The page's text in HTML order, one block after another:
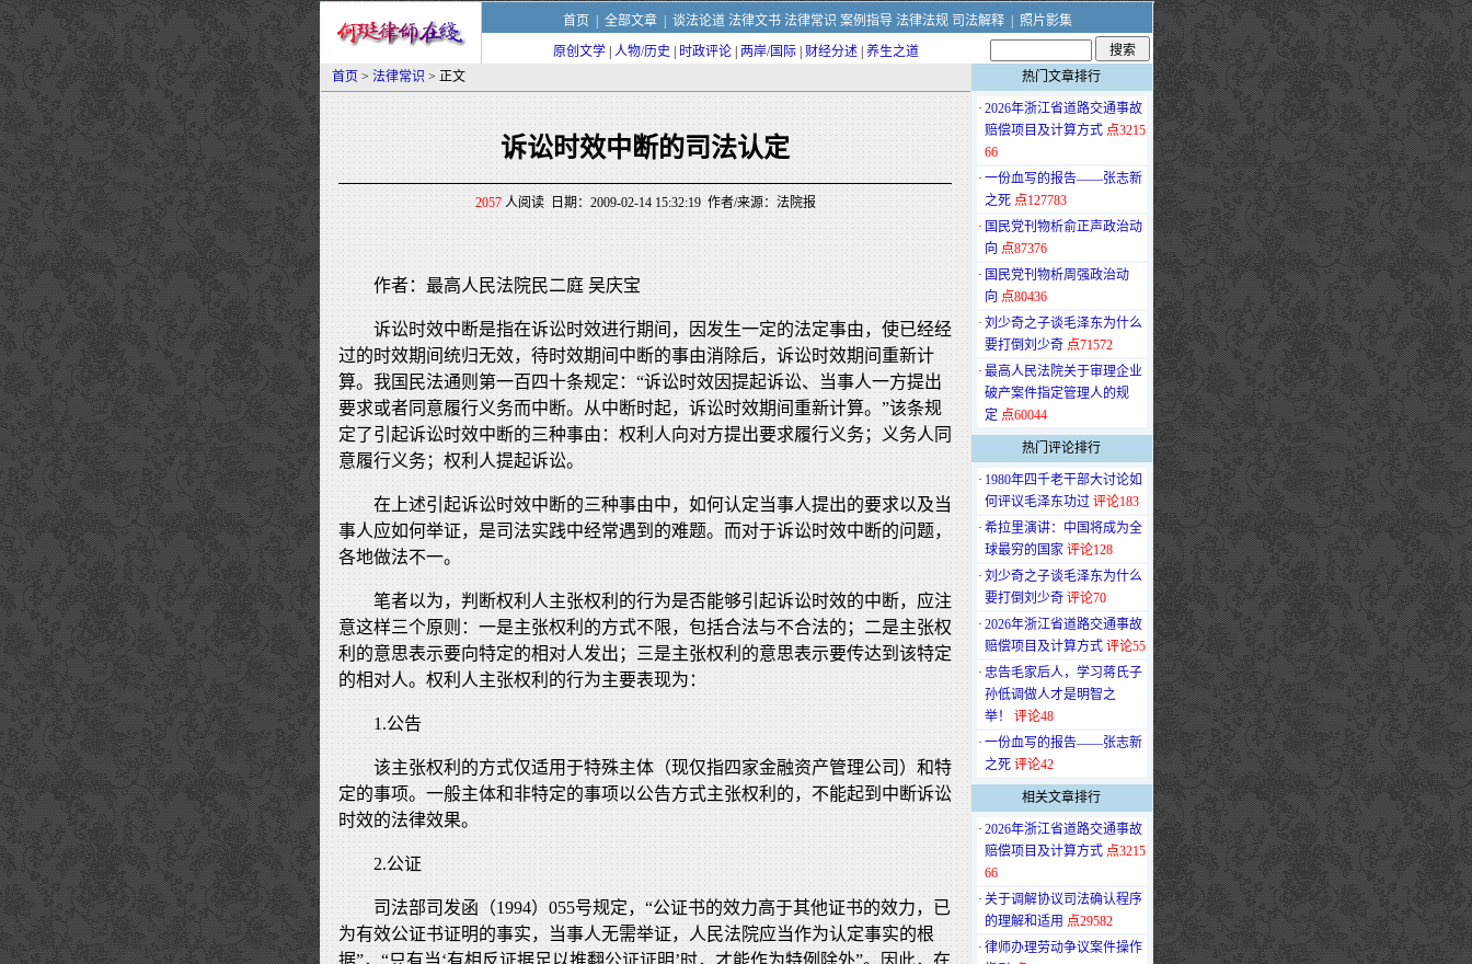
首页 全部文章| 谈法论道 法律文书 法律常识 案例指导 法律法规 司法解释|
照片影集
原创文学 人物/历史 时政评论 两岸/国际 财经分述 养生之道
首页 > 法律常识 > 正文
诉讼时效中断的司法认定
2057人阅读 日期：2009-02-14 15:32:19 作者/来源：法院报
作者：最高人民法院民二庭 吴庆宝
诉讼时效中断是指在诉讼时效进行期间，因发生一定的法定事由，使已经经
过的时效期间统归无效，待时效期间中断的事由消除后，诉讼时效期间重新计
算。我国民法通则第一百四十条规定：“诉讼时效因提起诉讼、当事人一方提出
要求或者同意履行义务而中断。从中断时起，诉讼时效期间重新计算。”该条规
定了引起诉讼时效中断的三种事由：权利人向对方提出要求履行义务；义务人同
意履行义务；权利人提起诉讼。
在上述引起诉讼时效中断的三种事由中，如何认定当事人提出的要求以及当
事人应如何举证，是司法实践中经常遇到的难题。而对于诉讼时效中断的问题，
各地做法不一。
笔者以为，判断权利人主张权利的行为是否能够引起诉讼时效的中断，应注
意这样三个原则：一是主张权利的方式不限，包括合法与不合法的；二是主张权
利的意思表示要向特定的相对人发出；三是主张权利的意思表示要传达到该特定
的相对人。权利人主张权利的行为主要表现为：
1.公告
该主张权利的方式仅适用于特殊主体（现仅指四家金融资产管理公司）和特
定的事项。一般主体和非特定的事项以公告方式主张权利的，不能起到中断诉讼
时效的法律效果。
2.公证
司法部司发函（1994）055号规定，“公证书的效力高于其他证书的效力，已
为有效公证书证明的事实，当事人无需举证，人民法院应当作为认定事实的根
据”，“只有当‘有相反证据足以推翻公证证明’时，才能作为特例除外”。因此，在
热门文章排行
· 2026年浙江省道路交通事故
赔偿项目及计算方式 点3215
66
· 一份血写的报告——张志新
之死 点127783
· 国民党刊物析俞正声政治动
向 点87376
· 国民党刊物析周强政治动
向 点80436
· 刘少奇之子谈毛泽东为什么
要打倒刘少奇 点71572
· 最高人民法院关于审理企业
破产案件指定管理人的规
定 点60044
热门评论排行
· 1980年四千老干部大讨论如
何评议毛泽东功过 评论183
· 希拉里演讲：中国将成为全
球最穷的国家 评论128
· 刘少奇之子谈毛泽东为什么
要打倒刘少奇 评论70
· 2026年浙江省道路交通事故
赔偿项目及计算方式 评论55
· 忠告毛家后人，学习蒋氏子
孙低调做人才是明智之
举！
评论48
· 一份血写的报告——张志新
之死 评论42
相关文章排行
· 2026年浙江省道路交通事故
赔偿项目及计算方式 点3215
66
· 关于调解协议司法确认程序
的理解和适用 点29582
· 律师办理劳动争议案件操作